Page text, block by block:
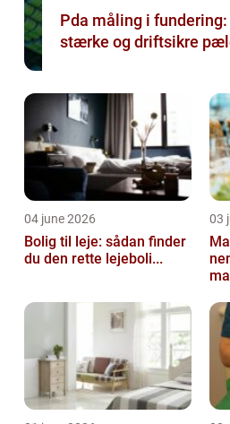
Pda måling i
stærke og driftsikre
04 june 2026
Bolig til leje: sådan finder
du den rette lejeboli...
03